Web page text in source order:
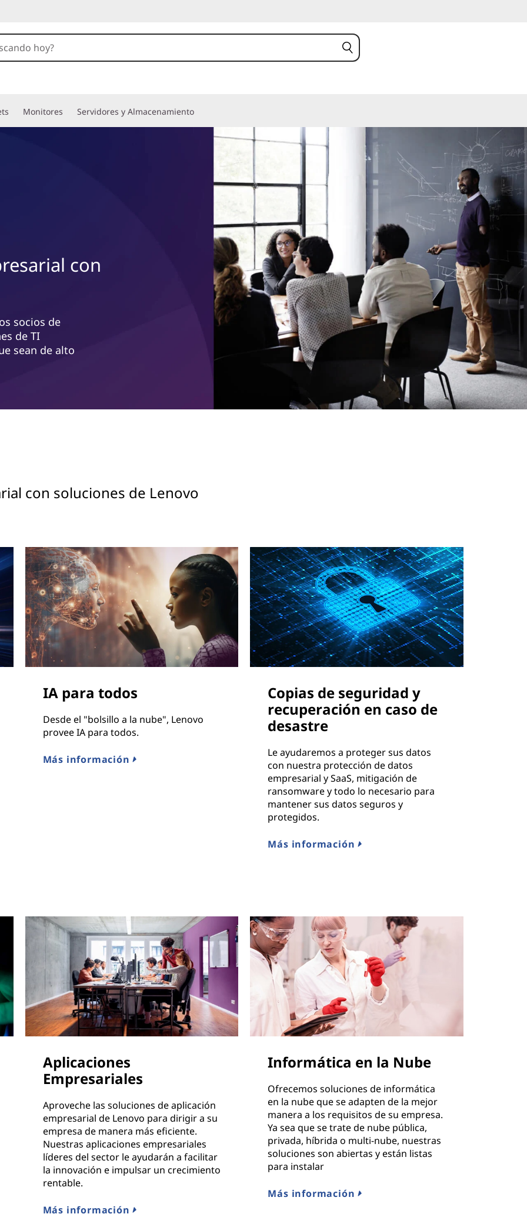
Monitores Servidores y Almacenamiento
con
socios de
de TI
sean de alto
con soluciones de Lenovo
IA para todos
Desde el "bolsillo a la nube", Lenovo
provee IA para todos.
Más información
Copias de seguridad y
recuperación en caso de
desastre
Le ayudaremos a proteger sus datos
con nuestra protección de datos
empresarial y SaaS, mitigación de
ransomware y todo lo necesario para
mantener sus datos seguros y
protegidos.
Más información
Aplicaciones
Empresariales
Aproveche las soluciones de aplicación
empresarial de Lenovo para dirigir a su
empresa de manera más eficiente.
Nuestras aplicaciones empresariales
líderes del sector le ayudarán a facilitar
la innovación e impulsar un crecimiento
rentable.
Más información
Informática en la Nube
Ofrecemos soluciones de informática
en la nube que se adapten de la mejor
manera a los requisitos de su empresa.
Ya sea que se trate de nube pública,
privada, híbrida o multi-nube, nuestras
soluciones son abiertas y están listas
para instalar
Más información